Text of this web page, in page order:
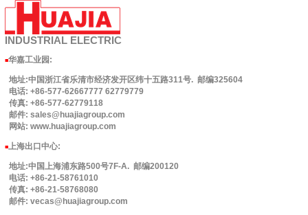
INDUSTRIAL ELECTRIC
■华嘉工业园 :
地址:中国浙江省乐清市经济发开区纬十五路311号. 邮编325604
电话: +86-577-62667777 62779779
传真: +86-577-62779118
邮件: sales@huajiagroup.com
网站: www.huajiagroup.com
■上海出口中心:
地址:中国上海浦东路500号7F-A. 邮编200120
电话: +86-21-58761010
传真: +86-21-58768080
邮件: vecas@huajiagroup.com